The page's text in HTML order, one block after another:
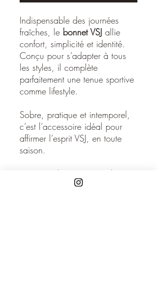
Indispensable des journées
fraîches, le bonnet VSJ allie
confort, simplicité et identité.
Conçu pour s’adapter à tous
les styles, il complète
parfaitement une tenue sportive
comme lifestyle.
Sobre, pratique et intemporel,
c’est l’accessoire idéal pour
affirmer l’esprit VSJ, en toute
saison.
tissu polaire 100% polyester
tissu non-pelucheux